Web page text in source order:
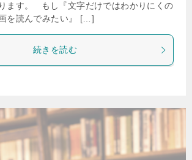
ます。 もし『文字だけではわかりにくの
を読んでみたい』 […]
続きを読む